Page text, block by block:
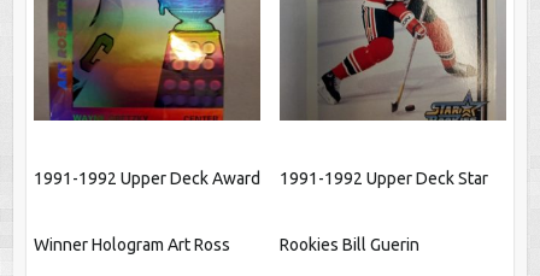
1991-1992 Upper Deck Award
Winner Hologram Art Ross
1991-1992 Upper Deck Star
Rookies Bill Guerin